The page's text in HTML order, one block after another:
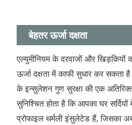
बेहतर ऊर्जा दक्षता
एल्युमीनियम के दरवाजों और
ऊर्जा दक्षता में काफी सुधार कर सकता
के इन्सुलेशन गुण सुरक्षा की एक
सुनिश्चित होता है कि आपका घर सर्दियों
प्रोफाइल थर्मली इंसुलेटेड हैं, जिसका